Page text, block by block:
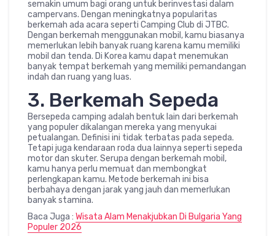
semakin umum bagi orang untuk berinvestasi dalam
campervans. Dengan meningkatnya popularitas
berkemah ada acara seperti Camping Club di JTBC.
Dengan berkemah menggunakan mobil, kamu biasanya
memerlukan lebih banyak ruang karena kamu memiliki
mobil dan tenda. Di Korea kamu dapat menemukan
banyak tempat berkemah yang memiliki pemandangan
indah dan ruang yang luas.
3. Berkemah Sepeda
Bersepeda camping adalah bentuk lain dari berkemah
yang populer dikalangan mereka yang menyukai
petualangan. Definisi ini tidak terbatas pada sepeda.
Tetapi juga kendaraan roda dua lainnya seperti sepeda
motor dan skuter. Serupa dengan berkemah mobil,
kamu hanya perlu memuat dan membongkat
perlengkapan kamu. Metode berkemah ini bisa
berbahaya dengan jarak yang jauh dan memerlukan
banyak stamina.
Baca Juga : Wisata Alam Menakjubkan Di Bulgaria Yang
Populer 2026